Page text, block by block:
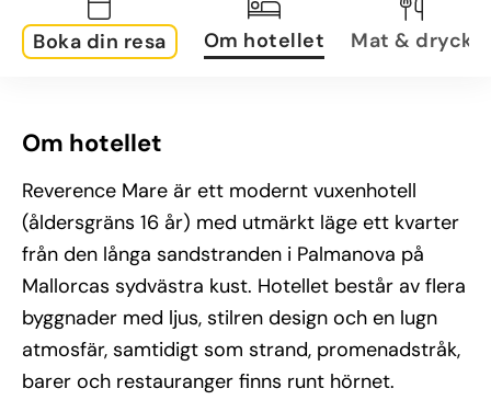
Boka din resa Om hotellet Mat & dryck
Om hotellet
Reverence Mare är ett modernt vuxenhotell
(åldersgräns 16 år) med utmärkt läge ett kvarter
från den långa sandstranden i Palmanova på
Mallorcas sydvästra kust. Hotellet består av flera
byggnader med ljus, stilren design och en lugn
atmosfär, samtidigt som strand, promenadstråk,
barer och restauranger finns runt hörnet.